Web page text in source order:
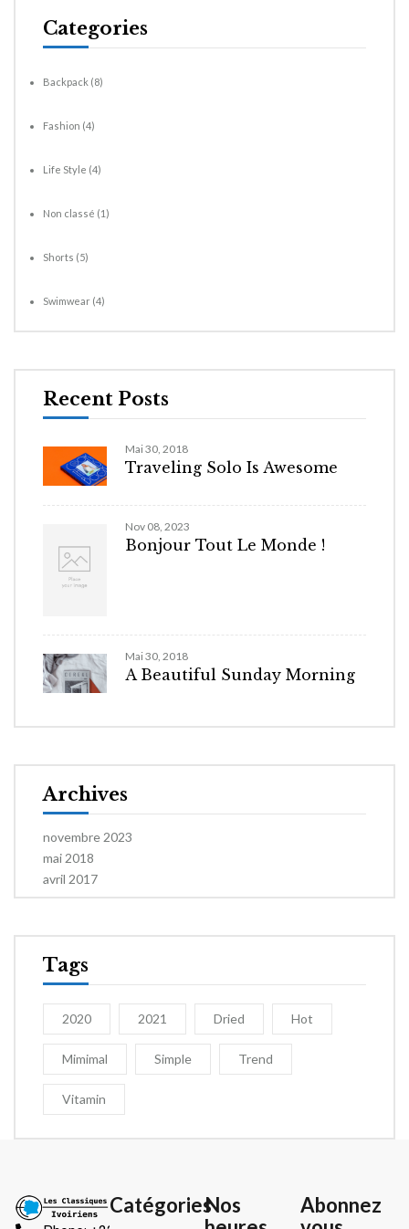
Categories
Backpack (8)
Fashion (4)
Life Style (4)
Non classé (1)
Shorts (5)
Swimwear (4)
Recent Posts
Mai 30, 2018
Traveling Solo Is Awesome
Nov 08, 2023
Bonjour Tout Le Monde !
Mai 30, 2018
A Beautiful Sunday Morning
Archives
novembre 2023
mai 2018
avril 2017
Tags
2020 2021 Dried Hot
Mimimal Simple Trend
Vitamin
CatégoriesNos
Abonnez